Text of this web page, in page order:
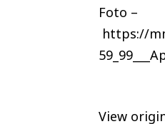
Foto –
https://
View